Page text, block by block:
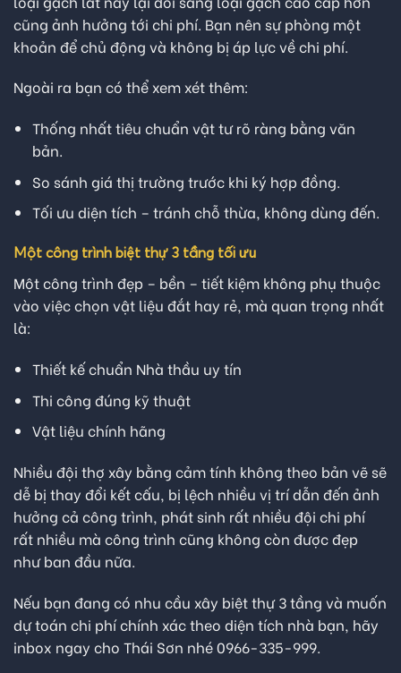
cũng ảnh hưởng tới chi phí. Bạn nên sự phòng một
khoản để chủ động và không bị áp lực về chi phí.
Ngoài ra bạn có thể xem xét thêm:
Thống nhất tiêu chuẩn vật tư rõ ràng bằng văn
bản.
So sánh giá thị trường trước khi ký hợp đồng.
Tối ưu diện tích – tránh chỗ thừa, không dùng đến.
Một công trình biệt thự 3 tầng tối ưu
Một công trình đẹp – bền – tiết kiệm không phụ thuộc
vào việc chọn vật liệu đắt hay rẻ, mà quan trọng nhất
là:
Thiết kế chuẩn Nhà thầu uy tín
Thi công đúng kỹ thuật
Vật liệu chính hãng
Nhiều đội thợ xây bằng cảm tính không theo bản vẽ sẽ
dễ bị thay đổi kết cấu, bị lệch nhiều vị trí dẫn đến ảnh
hưởng cả công trình, phát sinh rất nhiều đội chi phí
rất nhiều mà công trình cũng không còn được đẹp
như ban đầu nữa.
Nếu bạn đang có nhu cầu xây biệt thự 3 tầng và muốn
dự toán chi phí chính xác theo diện tích nhà bạn, hãy
inbox ngay cho Thái Sơn nhé0966-335-999.